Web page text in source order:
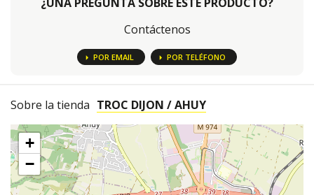
Contáctenos
POR EMAIL POR TELÉFONO
Sobre la tienda TROC DIJON / AHUY
+
−